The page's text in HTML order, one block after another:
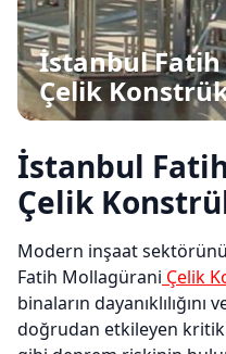
İstanbul
Çelik
İstanbul
Çelik
Modern inşaat
Fatih Mollagürani Çelik
binaların
doğrudan etkileyen kritik